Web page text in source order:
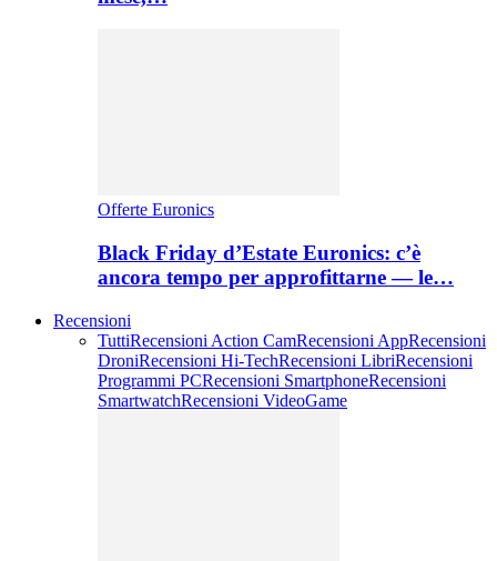
Offerte Euronics
Black Friday d’Estate Euronics: c’è
ancora tempo per approfittarne — le…
Recensioni
TuttiRecensioni Action CamRecensioni AppRecensioni
DroniRecensioni Hi-TechRecensioni LibriRecensioni
Programmi PCRecensioni SmartphoneRecensioni
SmartwatchRecensioni VideoGame